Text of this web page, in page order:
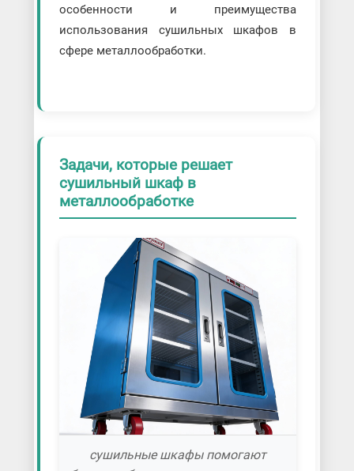
особенности и преимущества
использования сушильных шкафов в
сфере металлообработки.
Задачи, которые решает
сушильный шкаф в
металлообработке
сушильные шкафы помогают